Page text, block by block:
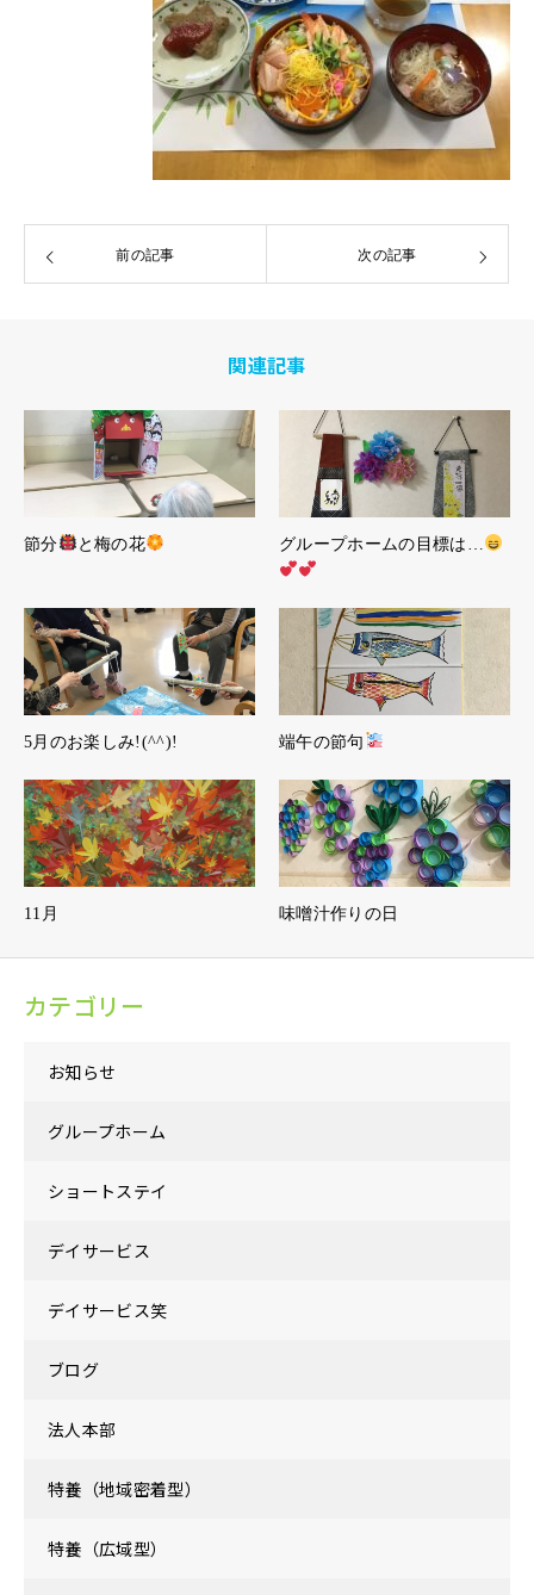
前の記事 次の記事
関連記事
節分 と梅の花 グループホームの目標は…
5月のお楽しみ!(^^)! 端午の節句
11月 味噌汁作りの日
カテゴリー
お知らせ
グループホーム
ショートステイ
デイサービス
デイサービス笑
ブログ
法人本部
特養（地域密着型）
特養（広域型）